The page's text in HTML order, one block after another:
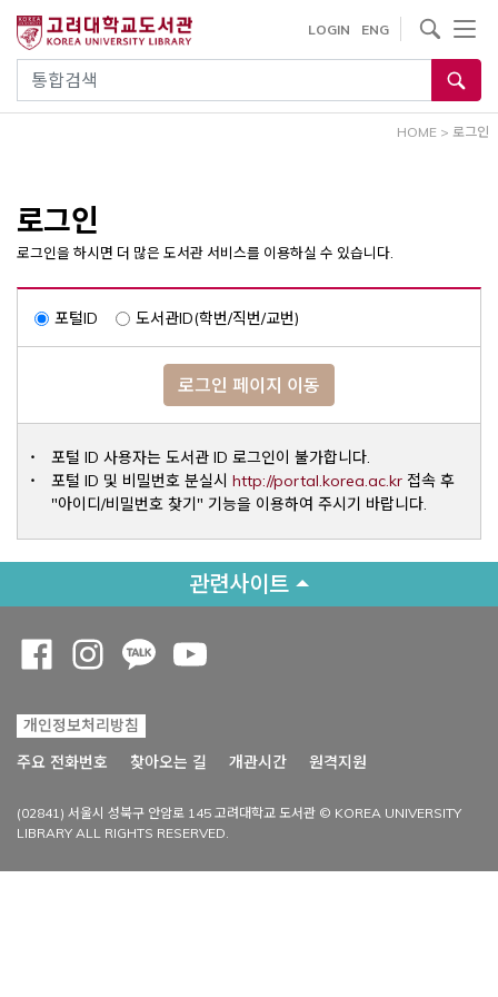
건
통합검색
LOGIN ENG
사이트내 검색
HOME > 로그인
로그인
로그인을 하시면 더 많은 도서관 서비스를 이용하실 수 있습니다.
포털ID 도서관ID(학번/직번/교번)
로그인 페이지 이동
포털 ID 사용자는 도서관 ID 로그인이 불가합니다.
포털 ID 및 비밀번호 분실시 http://portal.korea.ac.krOpens a
접속 후
"아이디/비밀번호 찾기" 기능을 이용하여 주시기 바랍니다.
관련사이트
개인정보처리방침
주요 전화번호
찾아오는 길 개관시간 원격지원
(02841) 서울시 성북구 안암로 145 고려대학교 도서관 © KOREA UNIVERSITY
LIBRARY ALL RIGHTS RESERVED.
Opens a new window
Opens a new window
Opens a new window